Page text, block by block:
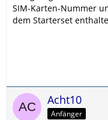
SIM-Karten-Nummer
dem Starterset
Acht10
Anfänger